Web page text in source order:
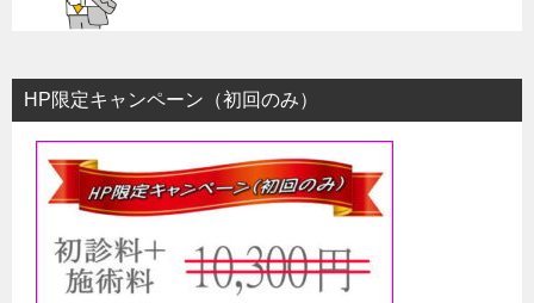
HP限定キャンペーン（初回のみ）